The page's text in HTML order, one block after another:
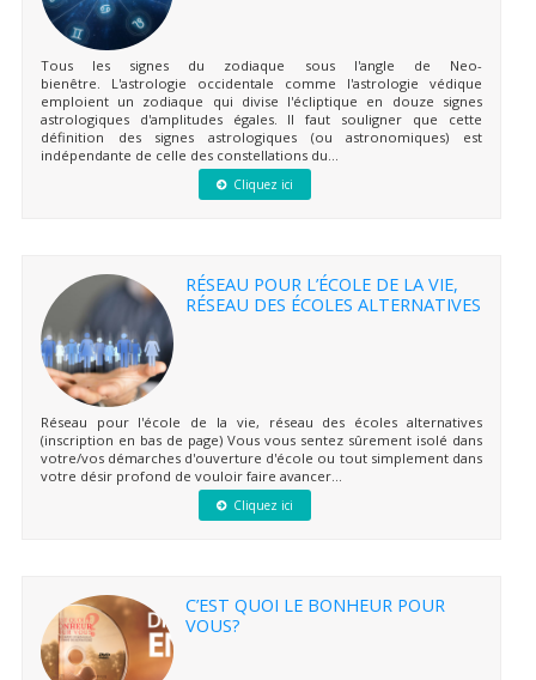
Tous les signes du zodiaque sous l'angle de Neo-
bienêtre. L'astrologie occidentale comme l'astrologie védique
emploient un zodiaque qui divise l'écliptique en douze signes
astrologiques d'amplitudes égales. Il faut souligner que cette
définition des signes astrologiques (ou astronomiques) est
indépendante de celle des constellations du...
Cliquez ici
RÉSEAU POUR L’ÉCOLE DE LA VIE,
RÉSEAU DES ÉCOLES ALTERNATIVES
Réseau pour l'école de la vie, réseau des écoles alternatives
(inscription en bas de page) Vous vous sentez sûrement isolé dans
votre/vos démarches d'ouverture d'école ou tout simplement dans
votre désir profond de vouloir faire avancer...
Cliquez ici
C’EST QUOI LE BONHEUR POUR
VOUS?